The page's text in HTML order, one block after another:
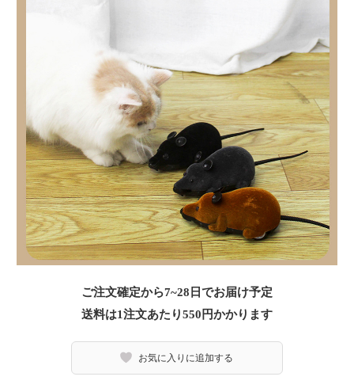
ご注文確定から7~28日でお届け予定
送料は1注文あたり550 円かかります
お気に入りに追加する